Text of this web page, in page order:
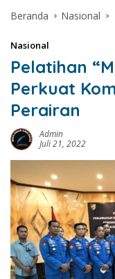
Beranda Nasional
Nasional
Pelatihan
Perkuat
Perairan
Admin
Juli 21, 2022